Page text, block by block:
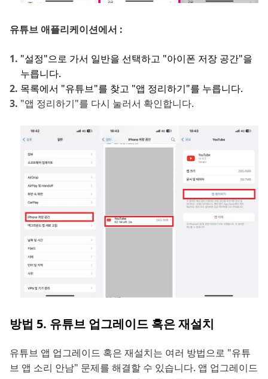
유튜브 애플리케이션에서 :
"설정"으로 가서 일반을 선택하고 "아이폰 저장 공간"을
누릅니다.
목록에서 "유튜브"를 찾고 "앱 정리하기"를 누릅니다.
"앱 정리하기"를 다시 눌러서 확인합니다.
방법 5. 유튜브 업그레이드 혹은 재설치
유튜브 앱 업그레이드 혹은 재설치는 여러 방법으로 "유튜
브 앱 소리 안남" 문제를 해결할 수 있습니다. 앱 업그레이드